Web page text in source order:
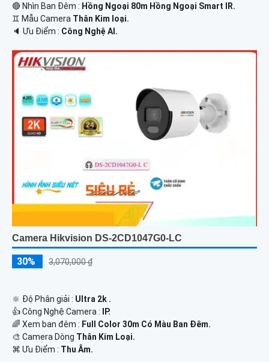
🔴 Nhìn Ban Đêm : Hồng Ngoại 80m Hồng Ngoại Smart IR.
♊ Mẫu Camera Thân Kim loại.
️🔈 Ưu Điểm : Công Nghệ AI.
Camera Hikvision DS-2CD1047G0-LC
30% 3,070,000 ₫
🔆 Độ Phân giải : Ultra 2k .
👍 Công Nghệ Camera : IP.
🌈 Xem ban đêm : Full Color 30m Có Màu Ban Đêm.
🎨 Camera Dòng Thân Kim Loại.
️⌘ Ưu Điểm : Thu Âm.